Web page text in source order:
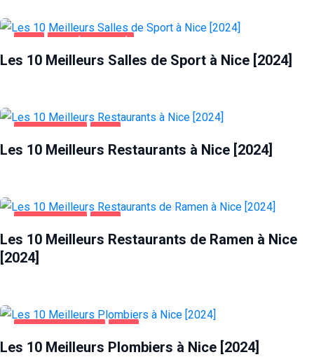
Les 10 Meilleurs Salles de Sport à Nice [2024]
Les 10 Meilleurs Restaurants à Nice [2024]
Les 10 Meilleurs Restaurants de Ramen à Nice
[2024]
Les 10 Meilleurs Plombiers à Nice [2024]